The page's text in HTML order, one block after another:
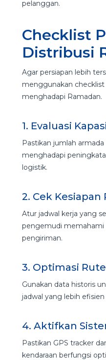
pelanggan.
Checklist
Distribusi
Agar persiapan lebih
menggunakan
menghadapi Ramadan.
1. Evaluasi
Pastikan jumlah
menghadapi
logistik.
2. Cek
Atur jadwal kerja yang
pengemudi
pengiriman.
3. Optimasi
Gunakan data historis
jadwal yang lebih
4. Aktifkan
Pastikan GPS tracker
kendaraan berfungsi